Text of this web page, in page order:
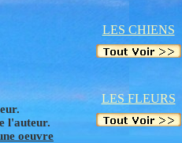
l'auteur.
oeuvre
LES CHIENS
LES FLEURS